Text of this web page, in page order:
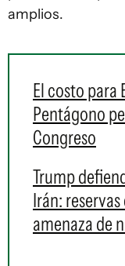
amplios.
El costo para
Pentágono
Congreso
Trump
Irán:
amenaza de